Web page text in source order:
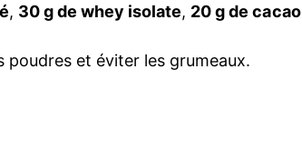
, 30 g de whey isolate, 20 g de cacao
et éviter les grumeaux.